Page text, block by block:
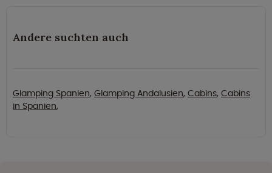
Andere suchten auch
Glamping Spanien, Glamping Andalusien, Cabins, Cabins
in Spanien,